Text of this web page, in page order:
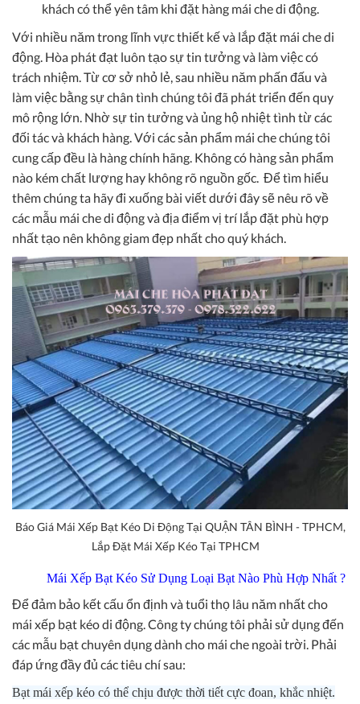
khách có thể yên tâm khi đặt hàng mái che di động.
Với nhiều năm trong lĩnh vực thiết kế và lắp đặt mái che di
động. Hòa phát đạt luôn tạo sự tin tưởng và làm việc có
trách nhiệm. Từ cơ sở nhỏ lẻ, sau nhiều năm phấn đấu và
làm việc bằng sự chân tình chúng tôi đã phát triển đến quy
mô rộng lớn. Nhờ sự tin tưởng và ủng hộ nhiệt tình từ các
đối tác và khách hàng. Với các sản phẩm mái che chúng tôi
cung cấp đều là hàng chính hãng. Không có hàng sản phẩm
nào kém chất lượng hay không rõ nguồn gốc. Để tìm hiểu
thêm chúng ta hãy đi xuống bài viết dưới đây sẽ nêu rõ về
các mẫu mái che di động và địa điểm vị trí lắp đặt phù hợp
nhất tạo nên không giam đẹp nhất cho quý khách.
Báo Giá Mái Xếp Bạt Kéo Di Động Tại QUẬN TÂN BÌNH - TPHCM,
Lắp Đặt Mái Xếp Kéo Tại TPHCM
Mái Xếp Bạt Kéo Sử Dụng Loại Bạt Nào Phù Hợp Nhất ?
Để đảm bảo kết cấu ổn định và tuổi thọ lâu năm nhất cho
mái xếp bạt kéo di động. Công ty chúng tôi phải sử dụng đến
các mẫu bạt chuyên dụng dành cho mái che ngoài trời. Phải
đáp ứng đầy đủ các tiêu chí sau:
Bạt mái xếp kéo có thể chịu được thời tiết cực đoan, khắc nhiệt.